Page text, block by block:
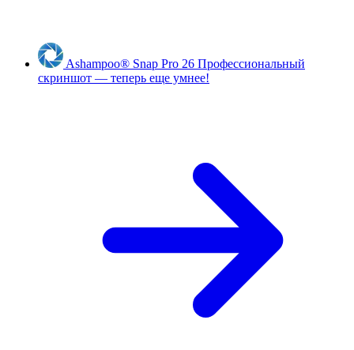
Ashampoo® Snap Pro 26 Профессиональный
скриншот — теперь еще умнее!